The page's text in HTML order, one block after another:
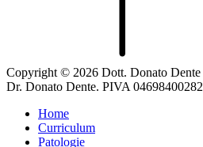
Copyright © 2026 Dott. Donato Dente
Dr. Donato Dente. PIVA 04698400282
Home
Curriculum
Patologie